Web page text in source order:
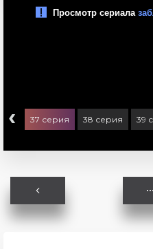
‹ 37 серия 38 серия 39